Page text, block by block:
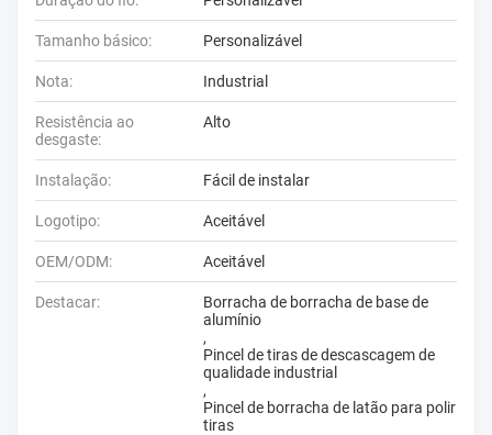
Tamanho básico: Personalizável
Nota: Industrial
Resistência ao
desgaste:
Alto
Instalação: Fácil de instalar
Logotipo: Aceitável
OEM/ODM: Aceitável
Destacar:
Borracha de borracha de base de
alumínio
,
Pincel de tiras de descascagem de
qualidade industrial
,
Pincel de borracha de latão para polir
tiras